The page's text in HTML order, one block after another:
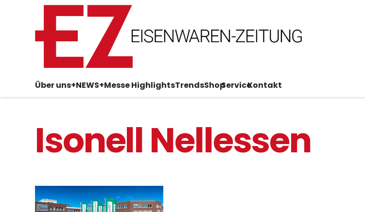
Über uns+NEWS+Messe HighlightsTrendsShopServiceKontakt
Isonell Nellessen